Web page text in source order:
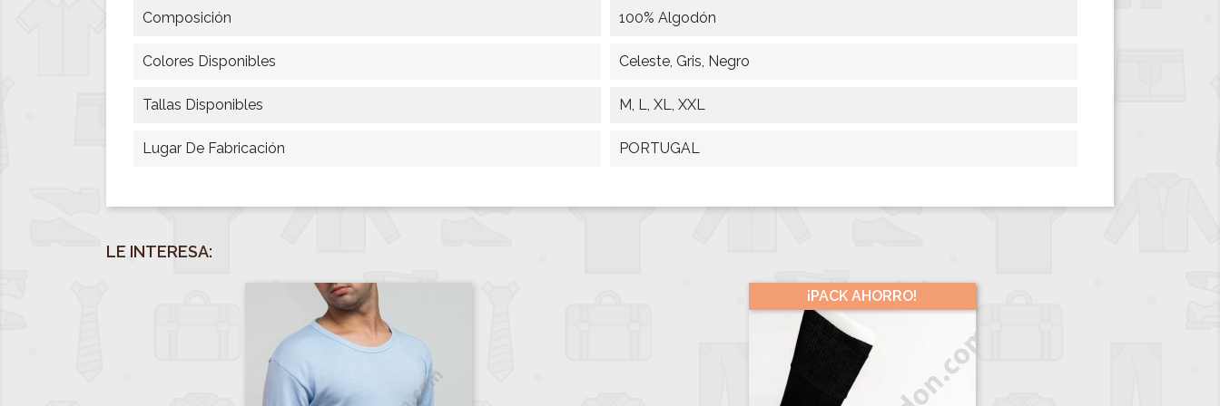
Composición 100% Algodón
Colores Disponibles Celeste, Gris, Negro
Tallas Disponibles M, L, XL, XXL
Lugar De Fabricación PORTUGAL
LE INTERESA:
¡PACK AHORRO!